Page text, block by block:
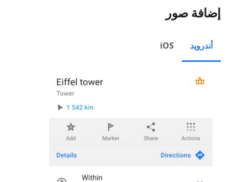
إضافة صور
أندرويد iOS